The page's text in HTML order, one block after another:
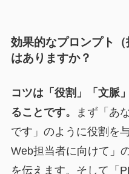
効果的なプロンプト
はありますか？
コツは「役割」「文脈
ることです。
まず「あ
です」のように役割を
Web担当者に向けて」
を伝えます。そして「